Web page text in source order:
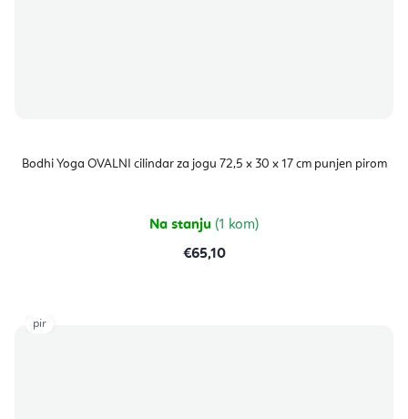
Bodhi Yoga OVALNI cilindar za jogu 72,5 x 30 x 17 cm punjen pirom
Na stanju (1 kom)
€65,10
pir